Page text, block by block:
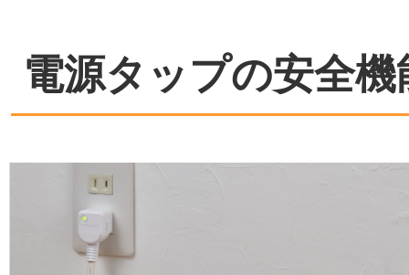
電源タップの安全機